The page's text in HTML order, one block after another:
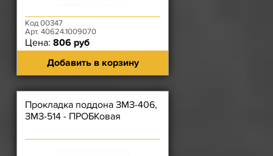
Код 00347
Арт. 40624.1009070
Цена: 806 руб
Добавить в корзину
Прокладка поддона ЗМЗ-406,
ЗМЗ-514 - ПРОБКовая